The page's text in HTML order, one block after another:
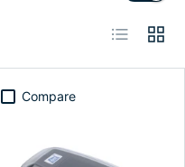
List Grid
Compare